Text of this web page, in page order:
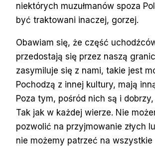
niektórych muzułmanów spoza
być traktowani inaczej, gorzej.
Obawiam się, że część
przedostają się przez naszą
zasymiluje się z nami, takie jest
Pochodzą z innej kultury, mają
Poza tym, pośród nich są i
Tak jak w każdej wierze. Nie
pozwolić na przyjmowanie złych
nie możemy patrzeć na wszystkie